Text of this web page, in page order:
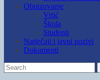
Obrazovanje
Vrtić
Škola
Studenti
Natječaji i javni pozivi
Dokumenti
Search
for: